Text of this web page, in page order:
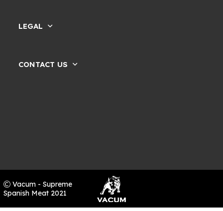
LEGAL
CONTACT US
Vacum - Supreme
Spanish Meat 2021